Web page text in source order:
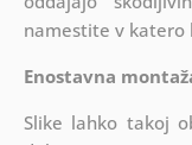
namestite v katero
Enostavna
Slike lahko takoj